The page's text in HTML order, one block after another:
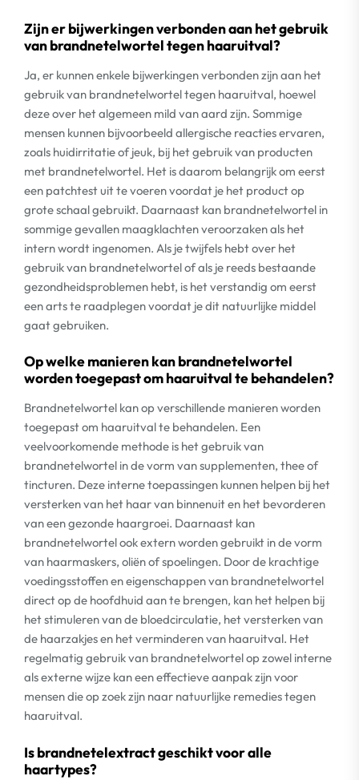
Zijn er bijwerkingen verbonden aan het gebruik
van brandnetelwortel tegen haaruitval?
Ja, er kunnen enkele bijwerkingen verbonden zijn aan het
gebruik van brandnetelwortel tegen haaruitval, hoewel
deze over het algemeen mild van aard zijn. Sommige
mensen kunnen bijvoorbeeld allergische reacties ervaren,
zoals huidirritatie of jeuk, bij het gebruik van producten
met brandnetelwortel. Het is daarom belangrijk om eerst
een patchtest uit te voeren voordat je het product op
grote schaal gebruikt. Daarnaast kan brandnetelwortel in
sommige gevallen maagklachten veroorzaken als het
intern wordt ingenomen. Als je twijfels hebt over het
gebruik van brandnetelwortel of als je reeds bestaande
gezondheidsproblemen hebt, is het verstandig om eerst
een arts te raadplegen voordat je dit natuurlijke middel
gaat gebruiken.
Op welke manieren kan brandnetelwortel
worden toegepast om haaruitval te behandelen?
Brandnetelwortel kan op verschillende manieren worden
toegepast om haaruitval te behandelen. Een
veelvoorkomende methode is het gebruik van
brandnetelwortel in de vorm van supplementen, thee of
tincturen. Deze interne toepassingen kunnen helpen bij het
versterken van het haar van binnenuit en het bevorderen
van een gezonde haargroei. Daarnaast kan
brandnetelwortel ook extern worden gebruikt in de vorm
van haarmaskers, oliën of spoelingen. Door de krachtige
voedingsstoffen en eigenschappen van brandnetelwortel
direct op de hoofdhuid aan te brengen, kan het helpen bij
het stimuleren van de bloedcirculatie, het versterken van
de haarzakjes en het verminderen van haaruitval. Het
regelmatig gebruik van brandnetelwortel op zowel interne
als externe wijze kan een effectieve aanpak zijn voor
mensen die op zoek zijn naar natuurlijke remedies tegen
haaruitval.
Is brandnetelextract geschikt voor alle
haartypes?